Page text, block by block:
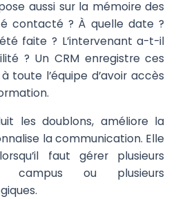
aussi sur la mémoire des
contacté ? À quelle date ?
faite ? L’intervenant a-t-il
? Un CRM enregistre ces
toute l’équipe d’avoir accès
les doublons, améliore la
la communication. Elle
faut gérer plusieurs
campus ou plusieurs